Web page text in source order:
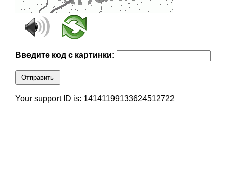
Введите код с картинки:
Отправить
Your support ID is: 14141199133624512722